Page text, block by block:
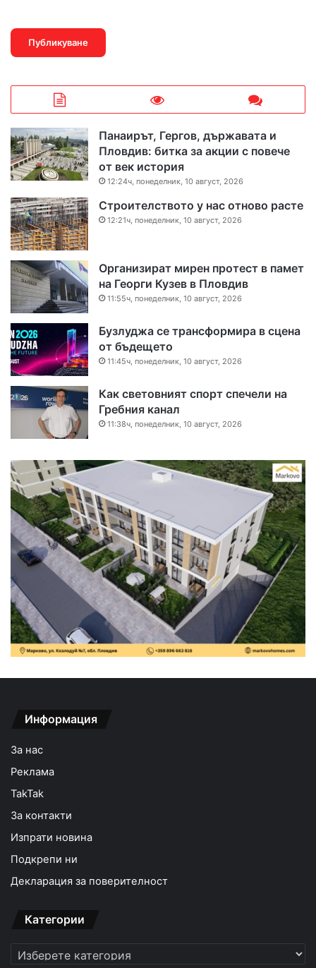
Панаирът, Гергов, държавата и
Пловдив: битка за акции с повече
от век история
12:24ч, понеделник, 10 август, 2026
Строителството у нас отново расте
12:21ч, понеделник, 10 август, 2026
Организират мирен протест в памет
на Георги Кузев в Пловдив
11:55ч, понеделник, 10 август, 2026
Бузлуджа се трансформира в сцена
от бъдещето
11:45ч, понеделник, 10 август, 2026
Как световният спорт спечели на
Гребния канал
11:38ч, понеделник, 10 август, 2026
Информация
За нас
Реклама
TakTak
За контакти
Изпрати новина
Подкрепи ни
Декларация за поверителност
Категории
Категории